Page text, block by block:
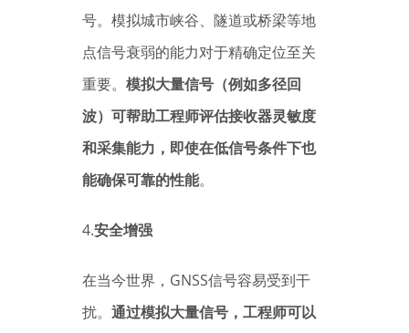
号。模拟城市峡谷、隧道或桥梁等地
点信号衰弱的能力对于精确定位至关
重要。 模拟大量信号（例如多径回
波）可帮助工程师评估接收器灵敏度
和采集能力，即使在低信号条件下也
能确保可靠的性能。
4.安全增强
在当今世界，GNSS信号容易受到干
扰。 通过模拟大量信号，工程师可以